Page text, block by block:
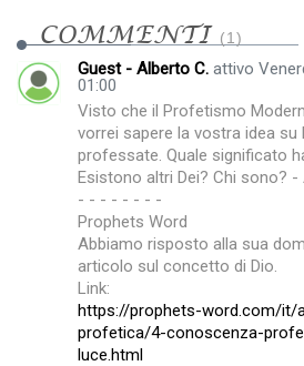
COMMENTI 1
Guest - Alberto C. attivo
01:00
Visto che il Profetismo
vorrei sapere la vostra idea su
professate. Quale significato
Esistono altri Dei? Chi sono? -
- - - - - - - -
Prophets Word
Abbiamo risposto alla sua
articolo sul concetto di Dio.
Link:
https://prophets-word.com/it/
profetica/4-conoscenza-
luce.html